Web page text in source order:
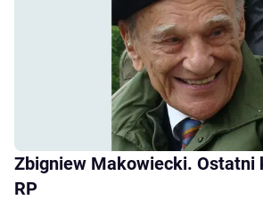
Zbigniew Makowiecki. Ostatni
RP